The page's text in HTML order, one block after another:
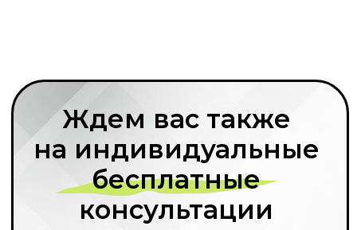
© 2026 Правовая команда